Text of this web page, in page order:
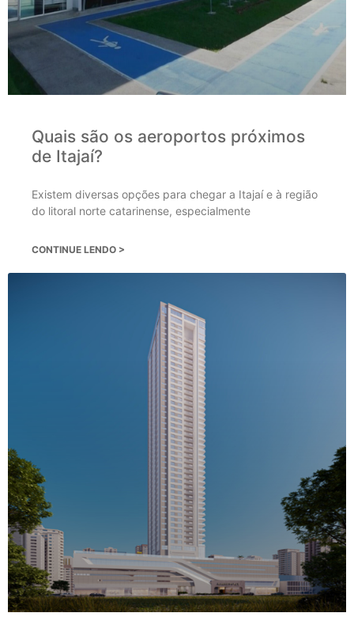
Quais são os aeroportos próximos
de Itajaí?
Existem diversas opções para chegar a Itajaí e à região
do litoral norte catarinense, especialmente
CONTINUE LENDO >